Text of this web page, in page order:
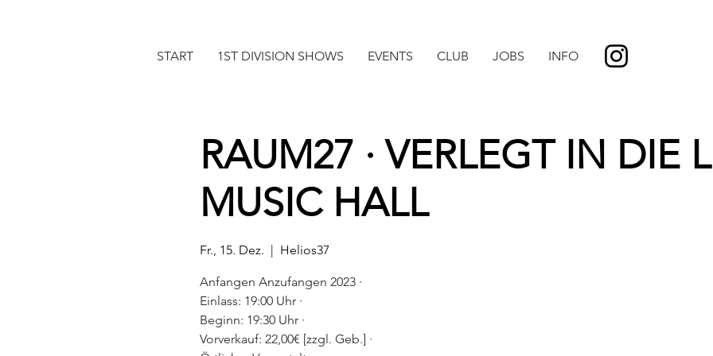
START 1ST DIVISION SHOWS EVENTS CLUB JOBS INFO
RAUM27 · VERLEGT IN DIE
MUSIC HALL
Fr., 15. Dez.
  |
Helios37
Anfangen Anzufangen 2023 ·
Einlass: 19:00 Uhr ·
Beginn: 19:30 Uhr ·
Vorverkauf: 22,00€ [zzgl. Geb.] ·